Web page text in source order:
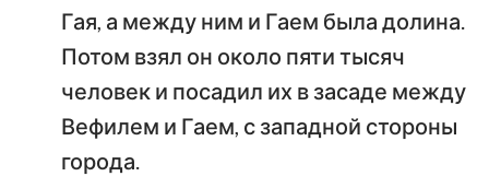
Гая, а между ним и Гаем была долина.
Потом взял он около пяти тысяч
человек и посадил их в засаде между
Вефилем и Гаем, с западной стороны
города.